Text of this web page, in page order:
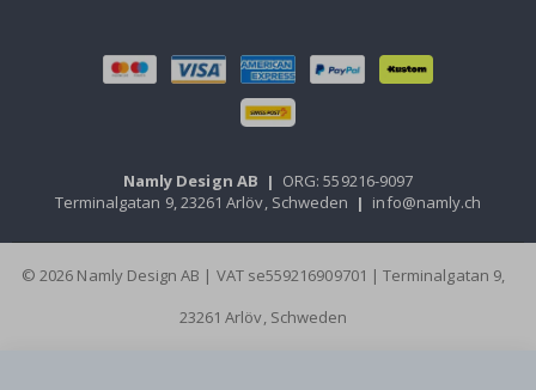
Namly Design AB | ORG: 559216-9097
Terminalgatan 9, 23261 Arlöv, Schweden | info@namly.ch
© 2026 Namly Design AB | VAT se559216909701 | Terminalgatan 9,
23261 Arlöv, Schweden